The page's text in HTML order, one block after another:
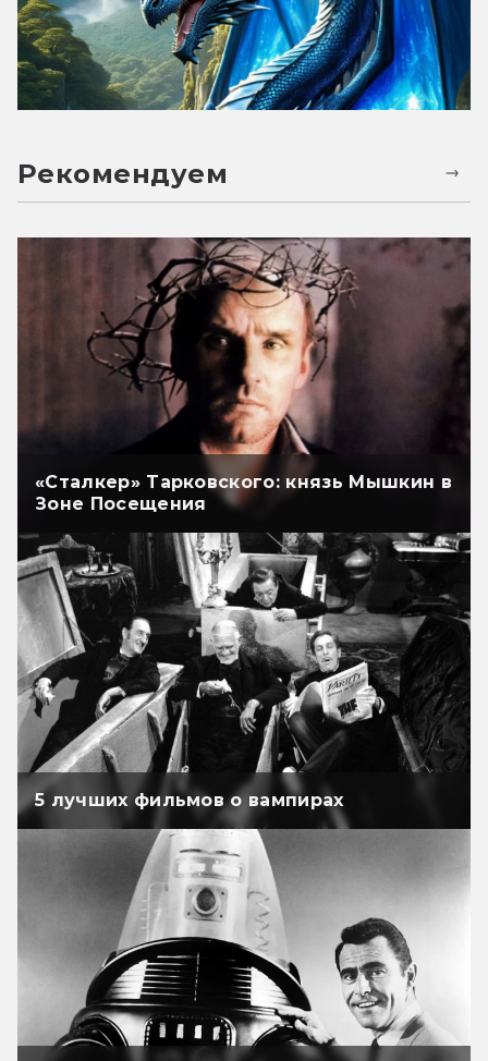
Рекомендуем
«Сталкер» Тарковского: князь Мышкин в
Зоне Посещения
5 лучших фильмов о вампирах